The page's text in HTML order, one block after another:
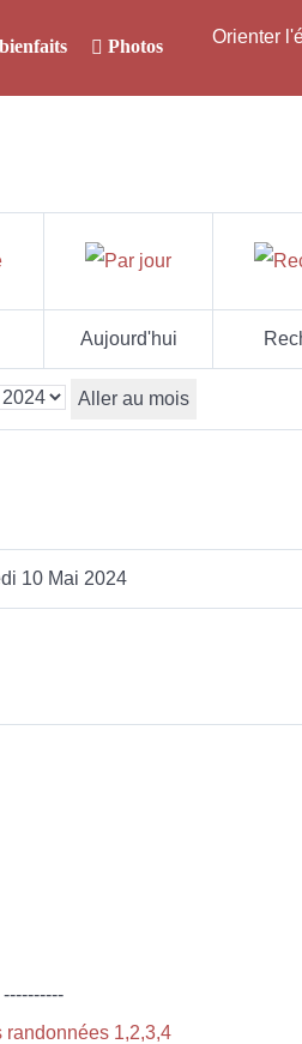
Photos Orienter
Aujourd'hui
Aller au mois
10 Mai 2024
----------
randonnées 1,2,3,4